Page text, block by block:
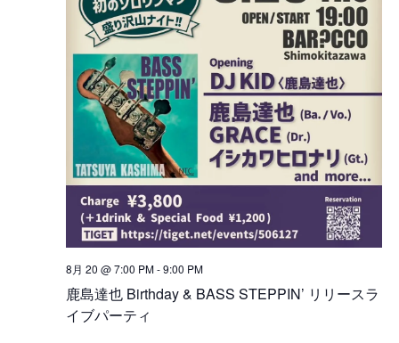
鹿島達也 Birthday & BASS STEPPIN’ リリースラ
イブパーティ
8月 20 @ 7:00 PM-9:00 PM